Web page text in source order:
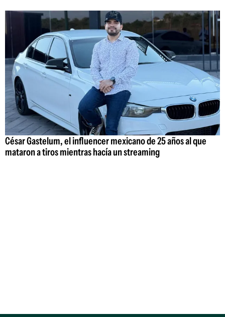
César Gastelum, el influencer mexicano de 25 años al que
mataron a tiros mientras hacía un streaming